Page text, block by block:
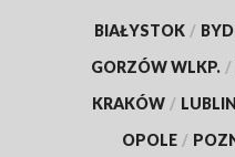
BIAŁYSTOK /
GORZÓW WLKP. /
KRAKÓW / LUBLIN
OPOLE /